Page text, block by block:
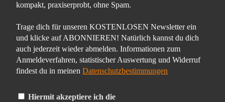
kompakt, praxiserprobt, ohne Spam.
Trage dich für unseren KOSTENLOSEN Newsletter ein
und klicke auf ABONNIEREN! Natürlich kannst du dich
auch jederzeit wieder abmelden. Informationen zum
Anmeldeverfahren, statistischer Auswertung und Widerruf
findest du in meinenDatenschutzbestimmungen
Hiermit akzeptiere ich die